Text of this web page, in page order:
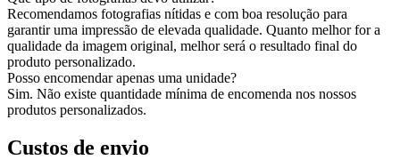
Recomendamos fotografias nítidas e com boa resolução para
garantir uma impressão de elevada qualidade. Quanto melhor for a
qualidade da imagem original, melhor será o resultado final do
produto personalizado.
Posso encomendar apenas uma unidade?
Sim. Não existe quantidade mínima de encomenda nos nossos
produtos personalizados.
Custos de envio